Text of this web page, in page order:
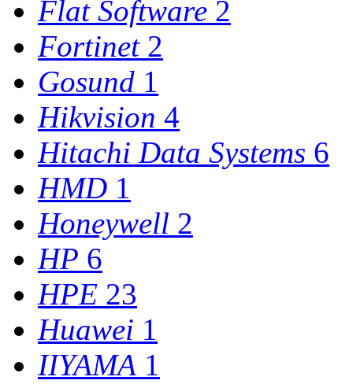
Flat Software 2
Fortinet 2
Gosund 1
Hikvision 4
Hitachi Data Systems 6
HMD 1
Honeywell 2
HP 6
HPE 23
Huawei 1
IIYAMA 1